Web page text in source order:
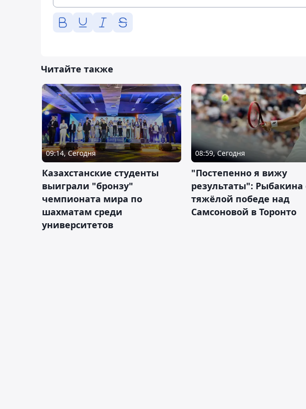
Читайте также
09:14, Сегодня
Казахстанские студенты
выиграли "бронзу"
чемпионата мира по
шахматам среди
университетов
08:59, Сегодня
"Постепенно я вижу
результаты": Рыбакина
тяжёлой победе над
Самсоновой в Торонто